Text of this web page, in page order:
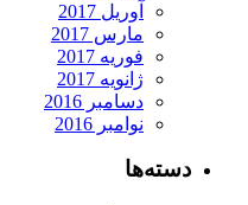
آوریل 2017
مارس 2017
فوریه 2017
ژانویه 2017
دسامبر 2016
نوامبر 2016
دسته‌ها